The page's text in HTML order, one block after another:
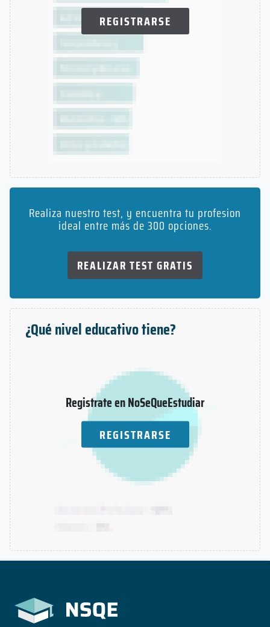
REGISTRARSE
Realiza nuestro test, y encuentra tu profesion
ideal entre más de 300 opciones.
REALIZAR TEST GRATIS
¿Qué nivel educativo tiene?
Registrate en NoSeQueEstudiar
REGISTRARSE